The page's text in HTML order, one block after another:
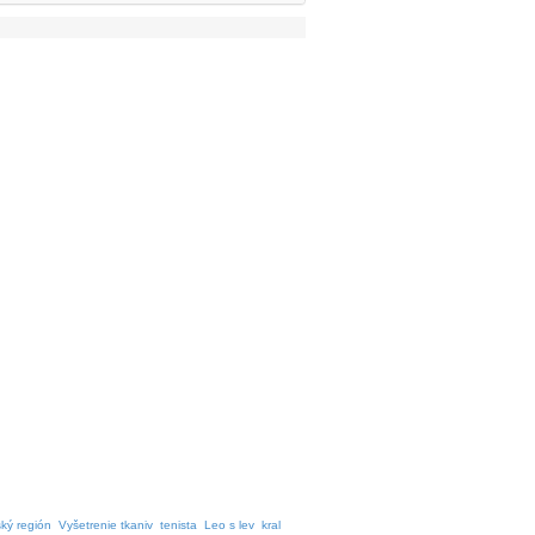
región Vyšetrenie tkaniv tenista Leo s lev kral